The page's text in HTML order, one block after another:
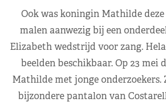
Ook was koningin Mathilde
malen aanwezig bij een
Elizabeth wedstrijd voor zang.
beelden beschikbaar. Op 23 mei
Mathilde met jonge onderzoekers.
bijzondere pantalon van